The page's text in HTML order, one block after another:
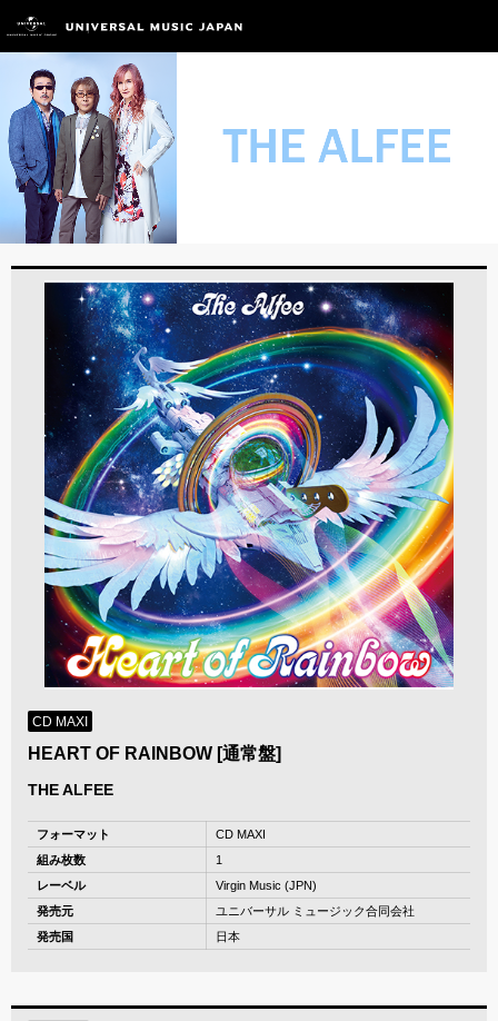
CD MAXI
HEART OF RAINBOW [通常盤]
THE ALFEE
フォーマット
CD MAXI
組み枚数
1
レーベル
Virgin Music (JPN)
発売元
ユニバーサル ミュージック合同会社
発売国
日本